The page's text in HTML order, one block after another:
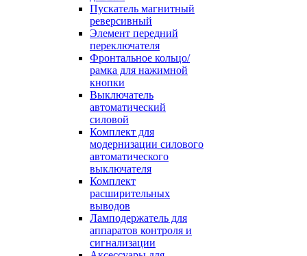
Пускатель магнитный
реверсивный
Элемент передний
переключателя
Фронтальное кольцо/
рамка для нажимной
кнопки
Выключатель
автоматический
силовой
Комплект для
модернизации силового
автоматического
выключателя
Комплект
расширительных
выводов
Ламподержатель для
аппаратов контроля и
сигнализации